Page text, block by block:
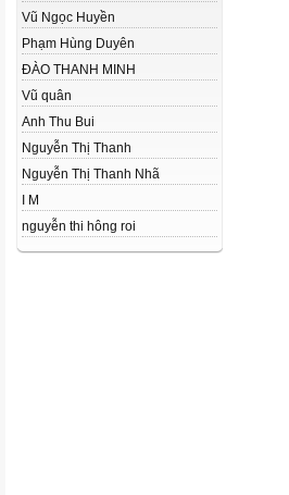
Vũ Ngọc Huyền
Phạm Hùng Duyên
ĐÀO THANH MINH
Vũ quân
Anh Thu Bui
Nguyễn Thị Thanh
Nguyễn Thị Thanh Nhã
I M
nguyễn thi hông roi